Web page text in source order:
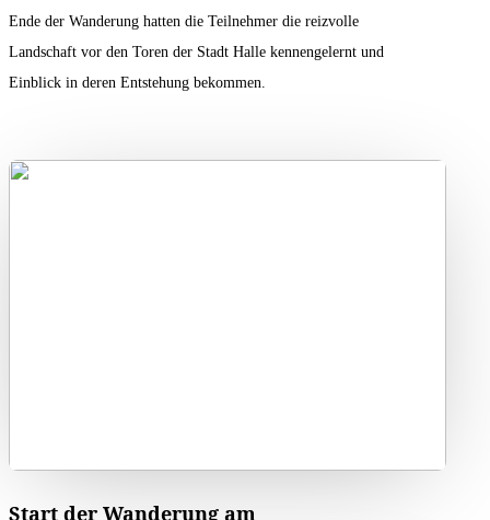
Ende der Wanderung hatten die Teilnehmer die reizvolle
Landschaft vor den Toren der Stadt Halle kennengelernt und
Einblick in deren Entstehung bekommen.
Start der Wanderung am